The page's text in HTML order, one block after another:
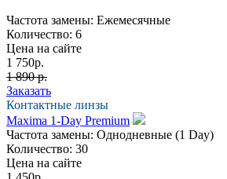
Частота замены: Ежемесячные
Количество: 6
Цена на сайте
1 750р.
1 890 р.
Заказать
Контактные линзы
Maxima 1-Day Premium
Частота замены: Однодневные (1 Day)
Количество: 30
Цена на сайте